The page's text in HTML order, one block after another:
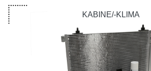
KABINE/-KLIMA